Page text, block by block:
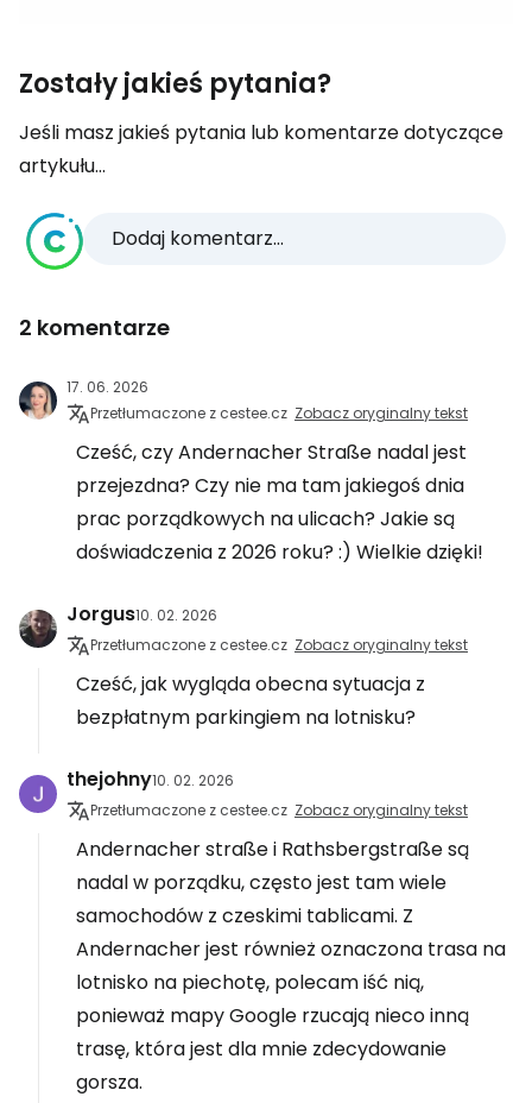
Zostały jakieś pytania?
Jeśli masz jakieś pytania lub komentarze dotyczące
artykułu...
Dodaj komentarz...
2 komentarze
17. 06. 2026
Przetłumaczone z cestee.cz Zobacz oryginalny tekst
Cześć, czy Andernacher Straße nadal jest
przejezdna? Czy nie ma tam jakiegoś dnia
prac porządkowych na ulicach? Jakie są
doświadczenia z 2026 roku? :) Wielkie dzięki!
Jorgus10. 02. 2026
Przetłumaczone z cestee.cz Zobacz oryginalny tekst
Cześć, jak wygląda obecna sytuacja z
bezpłatnym parkingiem na lotnisku?
thejohny10. 02. 2026
Przetłumaczone z cestee.cz Zobacz oryginalny tekst
Andernacher straße i Rathsbergstraße są
nadal w porządku, często jest tam wiele
samochodów z czeskimi tablicami. Z
Andernacher jest również oznaczona trasa na
lotnisko na piechotę, polecam iść nią,
ponieważ mapy Google rzucają nieco inną
trasę, która jest dla mnie zdecydowanie
gorsza.